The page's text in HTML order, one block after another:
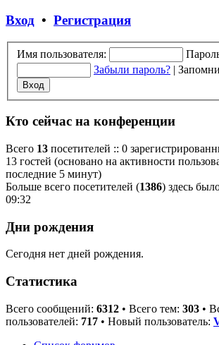
Вход • Регистрация
Имя пользователя:
Забыли пароль? |
Кто сейчас на конференции
Всего 13 посетителей :: 0
13 гостей (основано на активности
последние 5 минут)
Больше всего посетителей (1386) здесь
09:32
Дни рождения
Сегодня нет дней рождения.
Статистика
Всего сообщений: 6312 • Всего тем: 303 •
пользователей: 717 • Новый пользователь: